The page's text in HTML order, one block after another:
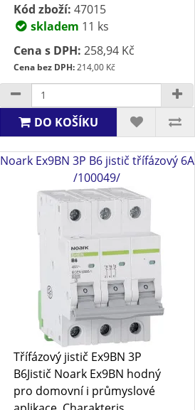
Kód zboží: 47015
skladem 11 ks
Cena s DPH: 258,94 Kč
Cena bez DPH:214,00 Kč
DO KOŠÍKU
Noark Ex9BN 3P B6 jistič třífázový 6A
/100049/
Třífázový jistič Ex9BN 3P
B6Jistič Noark Ex9BN hodný
pro domovní i průmyslové